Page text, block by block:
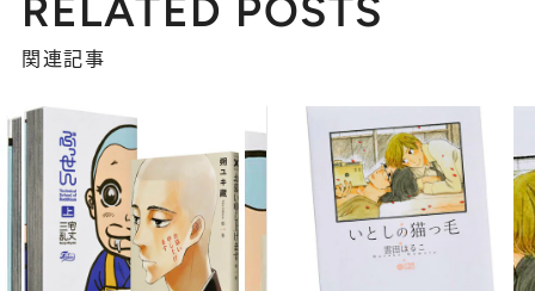
RELATED POSTS
関連記事